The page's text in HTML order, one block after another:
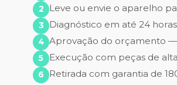
Leve ou envie o aparelho
Diagnóstico em até 24
Aprovação do orçamento
Execução com peças de
Retirada com garantia de